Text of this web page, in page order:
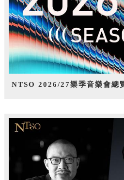
NTSO 2026/27樂季音樂會總